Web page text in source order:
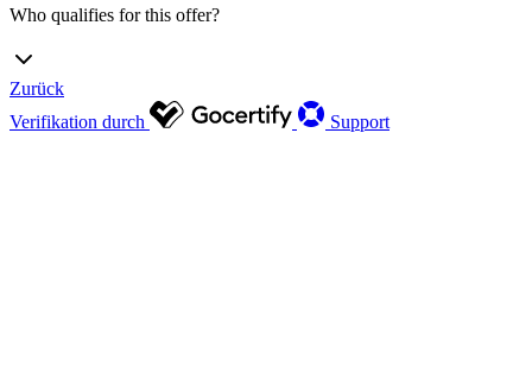
Who qualifies for this offer?
Zurück
Verifikation durch
Support